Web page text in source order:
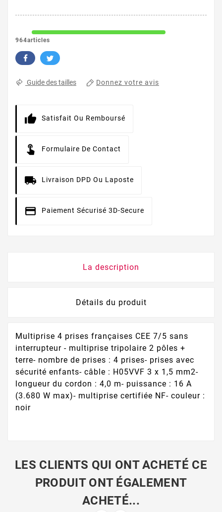
964articles
Guide des tailles Donnez votre avis
Satisfait Ou Remboursé
Formulaire De Contact
Livraison DPD Ou Laposte
Paiement Sécurisé 3D-Secure
La description
Détails du produit
Multiprise 4 prises françaises CEE 7/5 sans
interrupteur - multiprise tripolaire 2 pôles +
terre- nombre de prises : 4 prises- prises avec
sécurité enfants- câble : H05VVF 3 x 1,5 mm2-
longueur du cordon : 4,0 m- puissance : 16 A
(3.680 W max)- multiprise certifiée NF- couleur :
noir
LES CLIENTS QUI ONT ACHETÉ CE
PRODUIT ONT ÉGALEMENT
ACHETÉ...